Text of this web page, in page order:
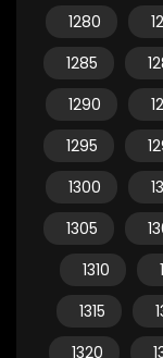
1280
1285
1290
1295
1300
1305
1310
1315
1320